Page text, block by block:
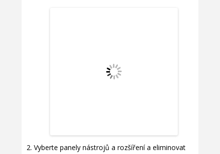
Vyberte panely nástrojů a rozšíření a eliminovat